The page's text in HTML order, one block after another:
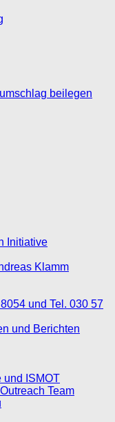
beilegen
Initiative
Klamm
und Tel. 030 57
und Berichten
und ISMOT
Team